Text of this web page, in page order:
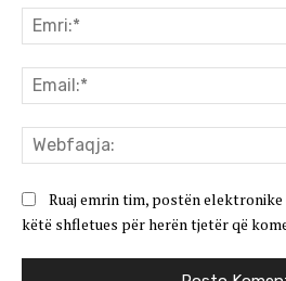
Ruaj emrin tim, postën
këtë shfletues për herën tjetër që